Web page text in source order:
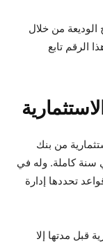
من خلال
الرقم تابع
من بنك
سنة كاملة. وله في
تحددها إدارة
قبل مدتها إلا